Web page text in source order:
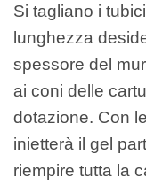
Si tagliano i
lunghezza
spessore del
ai coni delle
dotazione. Con
inietterà il gel
riempire tutta la